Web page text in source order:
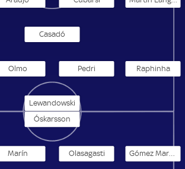
Casadó
Olmo Pedri Raphinha
Lewandowski
Gómez Martin
Olasagasti
Marín
Óskarsson